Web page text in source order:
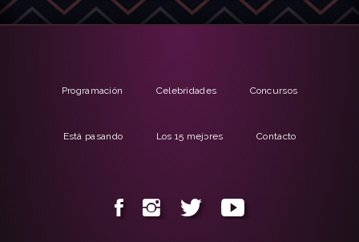
Programación Celebridades Concursos
Está pasando Los 15 mejores Contacto